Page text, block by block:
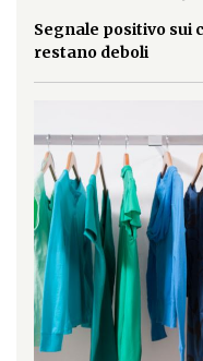
Segnale positivo sui
restano deboli